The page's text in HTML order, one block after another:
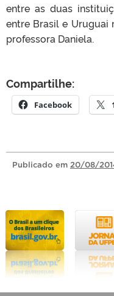
entre as duas
entre Brasil e Uruguai
professora Daniela.
Compartilhe:
Facebook
Publicado em 20/08/